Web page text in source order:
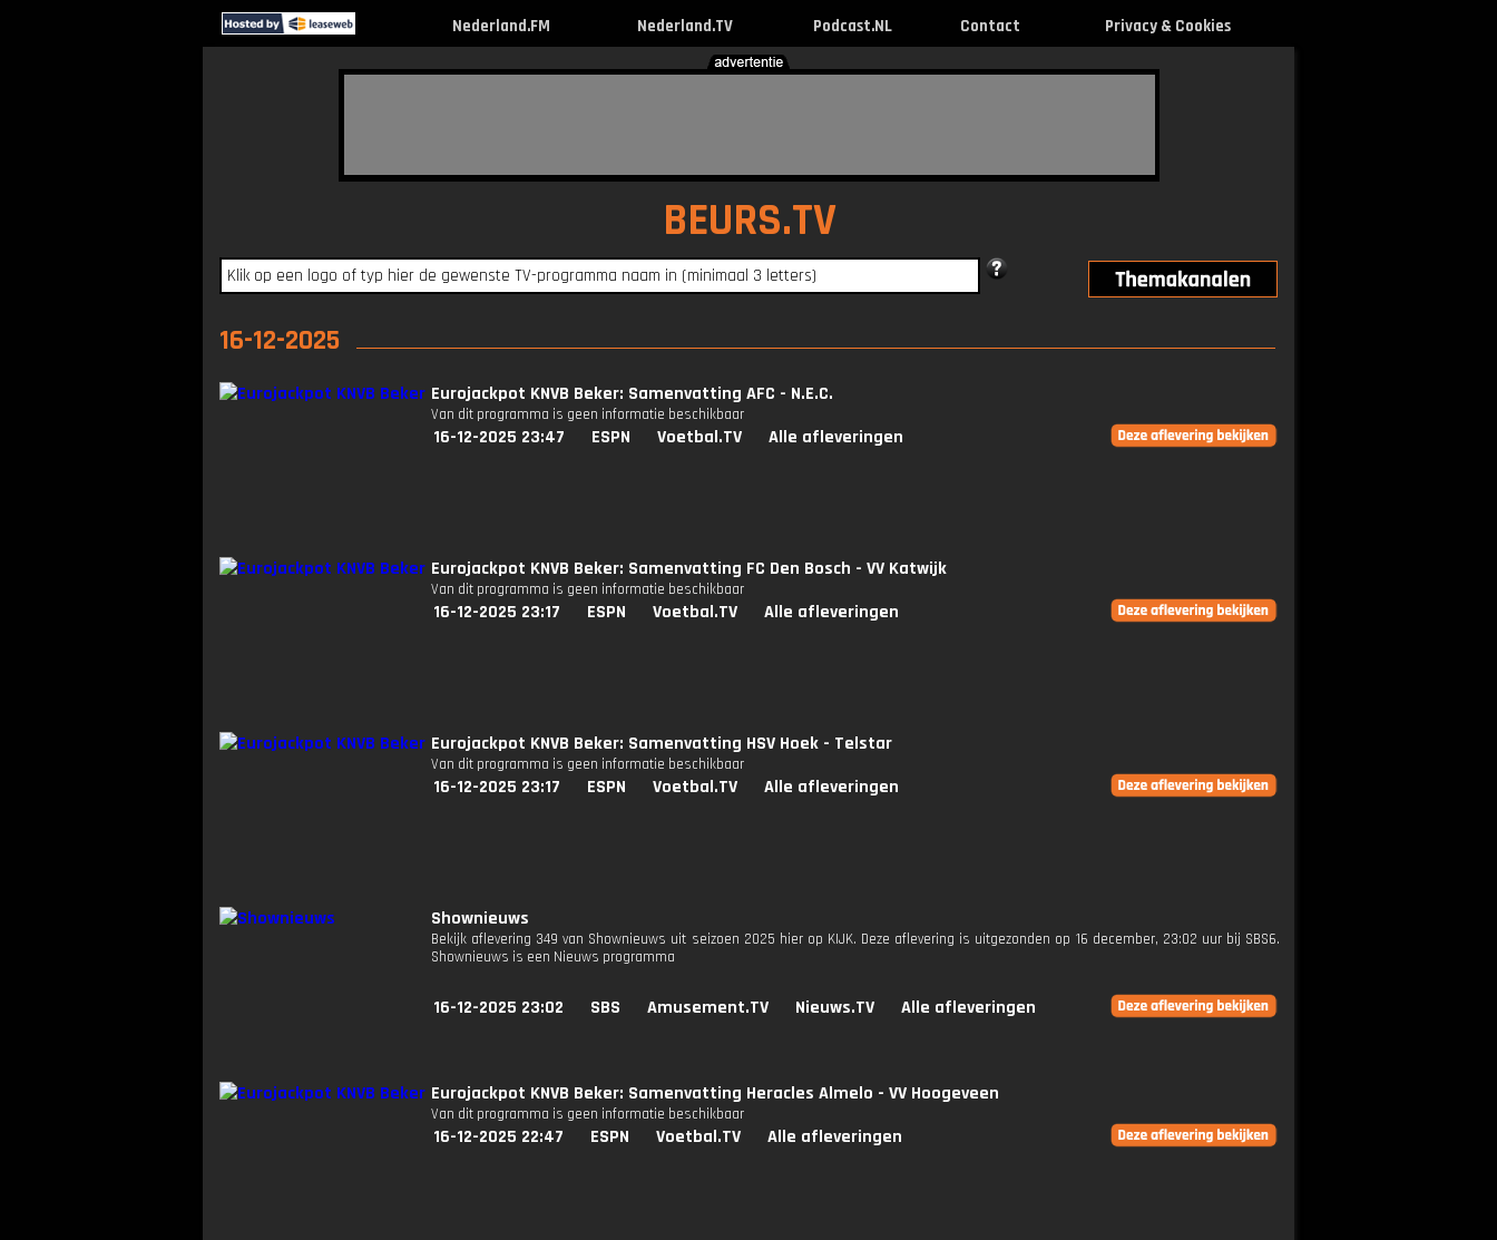
Nederland.FM Nederland.TV Podcast.NL Contact Privacy & Cookies
BEURS.TV
16-12-2025
Eurojackpot KNVB Beker: Samenvatting AFC - N.E.C.
Van dit programma is geen informatie beschikbaar
16-12-2025 23:47 ESPN Voetbal.TV Alle afleveringen
Eurojackpot KNVB Beker: Samenvatting FC Den Bosch - VV Katwijk
Van dit programma is geen informatie beschikbaar
16-12-2025 23:17 ESPN Voetbal.TV Alle afleveringen
Eurojackpot KNVB Beker: Samenvatting HSV Hoek - Telstar
Van dit programma is geen informatie beschikbaar
16-12-2025 23:17 ESPN Voetbal.TV Alle afleveringen
Shownieuws
Bekijk aflevering 349 van Shownieuws uit seizoen 2025 hier op KIJK. Deze aflevering is uitgezonden op 16 december, 23:02 uur bij SBS6.
Shownieuws is een Nieuws programma
16-12-2025 23:02 SBS Amusement.TV Nieuws.TV Alle afleveringen
Eurojackpot KNVB Beker: Samenvatting Heracles Almelo - VV Hoogeveen
Van dit programma is geen informatie beschikbaar
16-12-2025 22:47 ESPN Voetbal.TV Alle afleveringen